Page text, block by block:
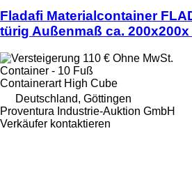
Fladafi Materialcontainer
türig Außenmaß ca.
110 € Ohne MwSt.
Container - 10 Fuß
Containerart High Cube
Deutschland, Göttingen
Proventura Industrie-Auktion GmbH
Verkäufer kontaktieren